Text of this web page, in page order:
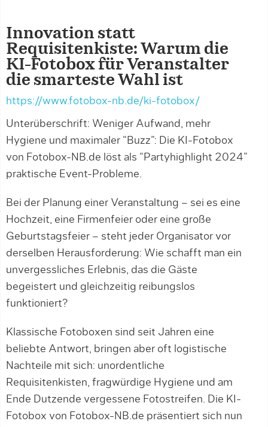
Innovation statt
Requisitenkiste: Warum die
KI-Fotobox für Veranstalter
die smarteste Wahl ist
https://www.fotobox-nb.de/ki-fotobox/
Unterüberschrift: Weniger Aufwand, mehr
Hygiene und maximaler “Buzz”: Die KI-Fotobox
von Fotobox-NB.de löst als “Partyhighlight 2024”
praktische Event-Probleme.
Bei der Planung einer Veranstaltung – sei es eine
Hochzeit, eine Firmenfeier oder eine große
Geburtstagsfeier – steht jeder Organisator vor
derselben Herausforderung: Wie schafft man ein
unvergessliches Erlebnis, das die Gäste
begeistert und gleichzeitig reibungslos
funktioniert?
Klassische Fotoboxen sind seit Jahren eine
beliebte Antwort, bringen aber oft logistische
Nachteile mit sich: unordentliche
Requisitenkisten, fragwürdige Hygiene und am
Ende Dutzende vergessene Fotostreifen. Die KI-
Fotobox von Fotobox-NB.de präsentiert sich nun